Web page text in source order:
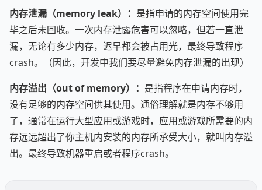
内存泄漏（memory leak）： 是指申请的内存空间使用完
毕之后未回收。一次内存泄露危害可以忽略，但若一直泄
漏，无论有多少内存，迟早都会被占用光，最终导致程序
crash。（因此，开发中我们要尽量避免内存泄漏的出现）
内存溢出（out of memory）： 是指程序在申请内存时，
没有足够的内存空间供其使用。通俗理解就是内存不够用
了，通常在运行大型应用或游戏时，应用或游戏所需要的内
存远远超出了你主机内安装的内存所承受大小，就叫内存溢
出。最终导致机器重启或者程序crash。